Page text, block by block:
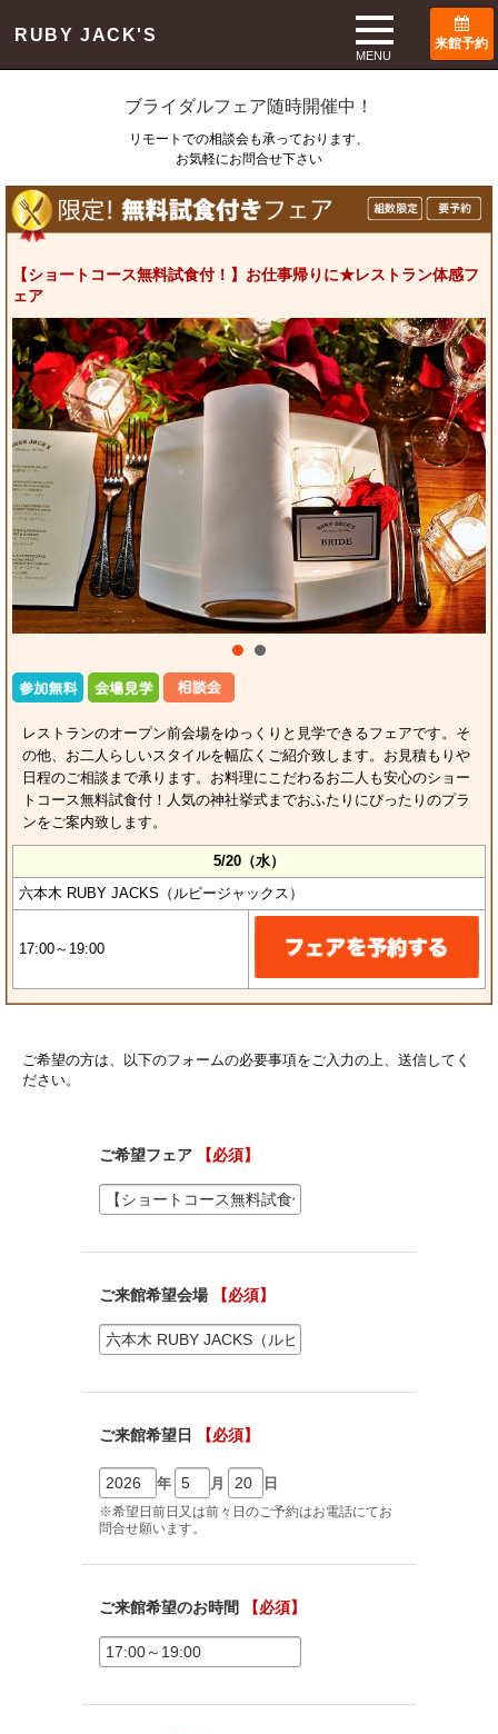
RUBY JACK'S
MENU
来館予約
ブライダルフェア随時開催中！
リモートでの相談会も承っております、
お気軽にお問合せ下さい
【ショートコース無料試食付！】お仕事帰りに★レストラン体感フ
ェア
レストランのオープン前会場をゆっくりと見学できるフェアです。そ
の他、お二人らしいスタイルを幅広くご紹介致します。お見積もりや
日程のご相談まで承ります。お料理にこだわるお二人も安心のショー
トコース無料試食付！人気の神社挙式までおふたりにぴったりのプラ
ンをご案内致します。
5/20（水）
六本木 RUBY JACKS（ルビージャックス）
17:00～19:00